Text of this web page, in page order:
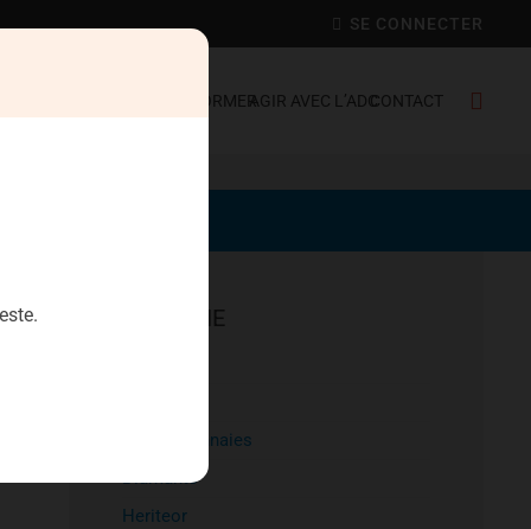
SE CONNECTER
S’INFORMERAGIR AVEC L’ADCCONTACT
EPARGNE
Cryptomonnaies
Diamants
Heriteor